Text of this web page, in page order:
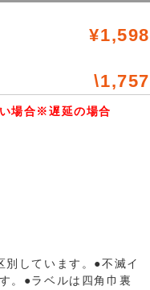
¥1,598
\1,757
場合※遅延の場合
別しています。●不滅イ
。●ラベルは四角巾裏